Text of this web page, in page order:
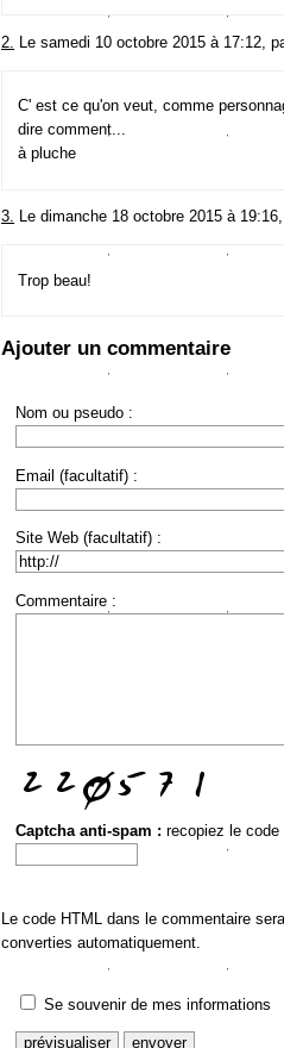
2. Le samedi 10 octobre 2015 à 17:12,
C' est ce qu'on veut, comme
dire comment...
à pluche
3. Le dimanche 18 octobre 2015 à
Trop beau!
Ajouter un commentaire
Nom ou pseudo :
Email (facultatif) :
Site Web (facultatif) :
Commentaire :
Captcha anti-spam : recopiez le code
Le code HTML dans le commentaire
converties automatiquement.
Se souvenir de mes informations